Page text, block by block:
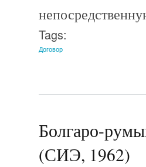
Tags:
Договор
Болгаро-
(СИЭ, 1962)